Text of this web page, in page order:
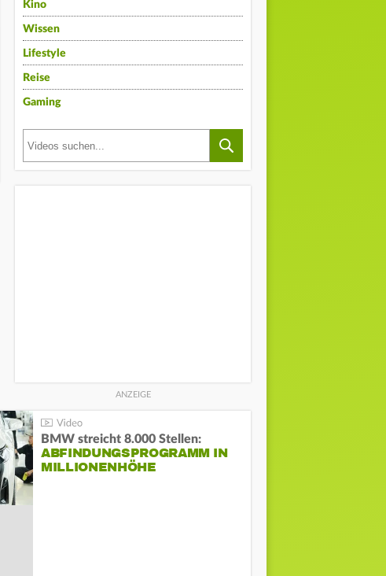
Kino
Wissen
Lifestyle
Reise
Gaming
BMW streicht 8.000 Stellen:
ABFINDUNGSPROGRAMM IN
MILLIONENHÖHE